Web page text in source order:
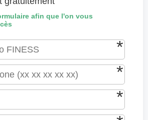
afin que l'on vous